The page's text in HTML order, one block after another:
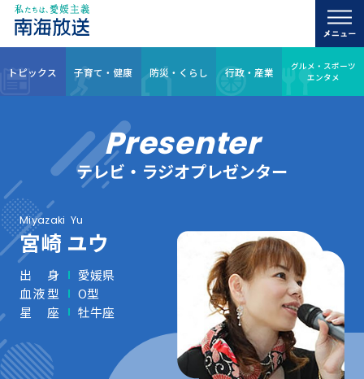
トピックス 子育て・健康 防災・くらし 行政・産業
グルメ・スポーツ
エンタメ
Presenter
テレビ・ラジオプレゼンター
Miyazaki Yu
宮崎 ユウ
出身
愛媛県
血液型
O型
星座
牡牛座